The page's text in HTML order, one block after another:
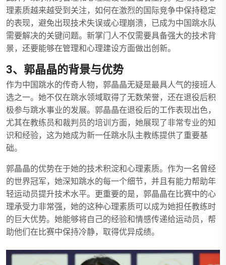
理素质越来越受到关注，如何在激烈的国际竞争中保持稳定
的表现，避免出现技术失误或心理崩溃，已成为中国跳水队
需要解决的关键问题。新掌门人不仅需要具备强大的技术背
景，还要能够在管理和心理建设方面做出创新。
3、郭晶晶的背景与优势
作为中国跳水的传奇人物，郭晶晶无疑是最具人气的接班人
选之一。她不仅在跳水领域取得了无数荣誉，还在退役后积
极参与跳水事业的发展。郭晶晶在退役后的工作表现出色，
尤其在教练员和裁判员的培训方面，她展现了非常专业的知
识和经验，这为她成为新一任跳水队主教练提供了重要基
础。
郭晶晶的优势在于她的技术积淀和心理素质。作为一名曾经
的世界冠军，她深知跳水的每一个细节，并且有能力帮助年
轻运动员提升技术水平。更重要的是，郭晶晶在比赛中的心
理承受力非常强，她的这种心理素质可以成为她担任教练时
的巨大优势。她能够将自己的经验和情感传递给运动员，帮
助他们在比赛中保持冷静，取得优异成绩。